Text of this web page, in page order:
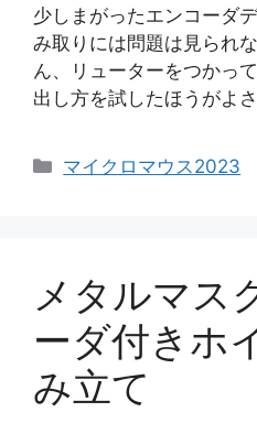
少しまがったエンコーダ
み取りには問題は見られ
ん、リューターをつかっ
出し方を試したほうがよ
カ
マイクロマウス2023
メタルマス
ーダ付きホ
み立て